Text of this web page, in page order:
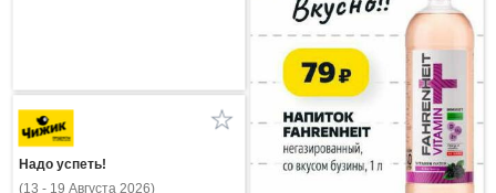
Надо успеть!
(13 - 19 Августа 2026)